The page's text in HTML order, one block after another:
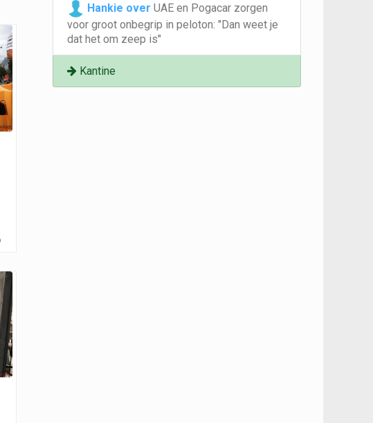
Hankie over UAE en Pogacar zorgen
voor groot onbegrip in peloton: "Dan weet je
dat het om zeep is"
Kantine